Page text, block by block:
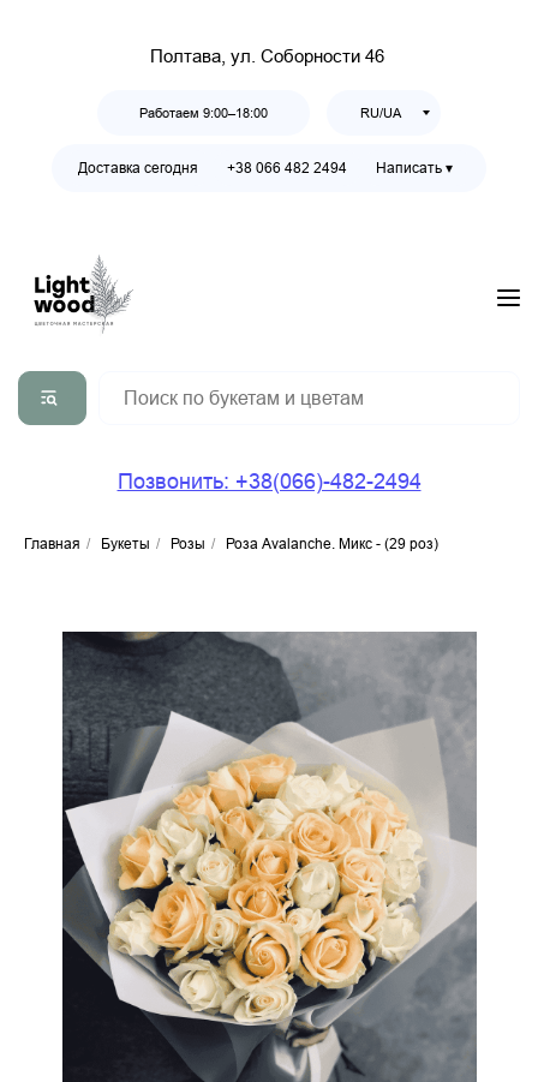
Полтава, ул. Соборности 46
RU/UA
Работаем 9:00–18:00
Доставка сегодня +38 066 482 2494 Написать ▾
Позвонить: +38(066)-482-2494
Главная / Букеты / Розы / Роза Avalanche. Микс - (29 роз)